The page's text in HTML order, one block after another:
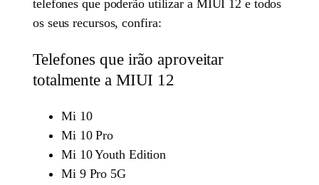
telefones que poderão utilizar a MIUI 12 e todos
os seus recursos, confira:
Telefones que irão aproveitar
totalmente a MIUI 12
Mi 10
Mi 10 Pro
Mi 10 Youth Edition
Mi 9 Pro 5G